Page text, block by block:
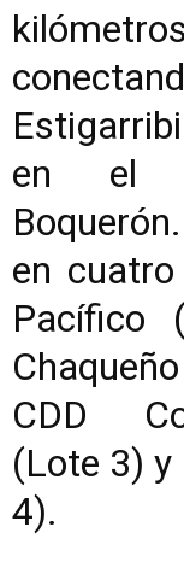
en el
en
Pacífico
CDD
(Lote 3) y
4).